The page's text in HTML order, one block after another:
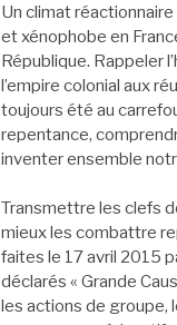
Un climat
et xénophobe en
République. Rappeler
l’empire colonial aux
toujours été au
repentance,
inventer ensemble
Transmettre les clefs
mieux les combattre
faites le 17 avril 2015
déclarés « Grande
les actions de groupe,